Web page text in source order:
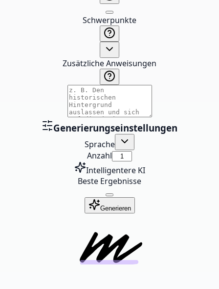
Schwerpunkte
Zusätzliche Anweisungen
Generierungseinstellungen
Sprache
Anzahl
Intelligentere KI
Beste Ergebnisse
Generieren